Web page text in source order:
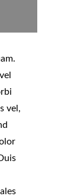
vel,